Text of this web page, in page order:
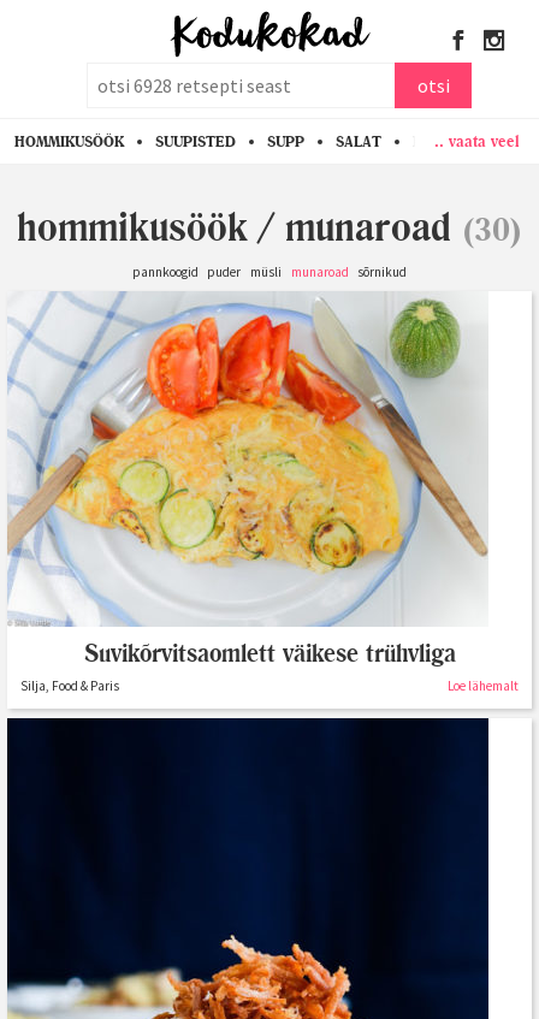
otsi
HOMMIKUSÖÖK SUUPISTED SUPP SALAT PASTA KANA
.. vaata veel
hommikusöök / munaroad (30)
pannkoogid puder müsli munaroad sõrnikud
Suvikõrvitsaomlett väikese trühvliga
Silja, Food & Paris Loe lähemalt